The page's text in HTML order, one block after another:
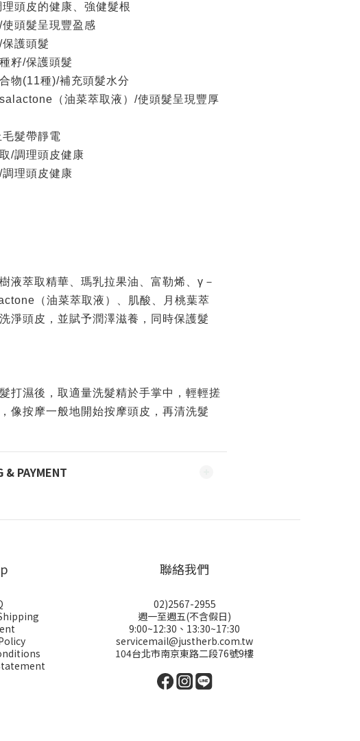
頭皮的健康、強健髮根
頭髮呈現豐盈感
護頭髮
籽/保護頭髮
物(11種)/補充頭髮水分
（油菜萃取液）/使頭髮呈現豐厚
毛髮帶靜電
/調理頭皮健康
理頭皮健康
液萃取精華、瑪乳拉果油、富勒烯、γ－
（油菜萃取液）、肌酸、月桃葉萃
淨頭皮，並賦予潤澤滋養，同時保護髮
打濕後，取適量洗髮精於手掌中，輕輕搓
像按摩一般地開始按摩頭皮，再清洗髮
& PAYMENT
聯絡我們
02)2567-2955
週一至週五(不含假日)
9:00~12:30、13:30~17:30
servicemail@justherb.com.tw
104台北市南京東路二段76號9樓